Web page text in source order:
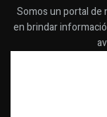
Somos un portal
en brindar